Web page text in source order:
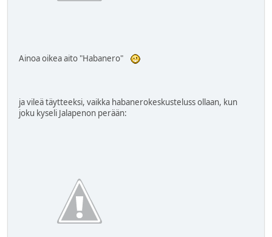
Ainoa oikea aito "Habanero"
ja vileä täytteeksi, vaikka habanerokeskusteluss ollaan, kun
joku kyseli Jalapenon perään: